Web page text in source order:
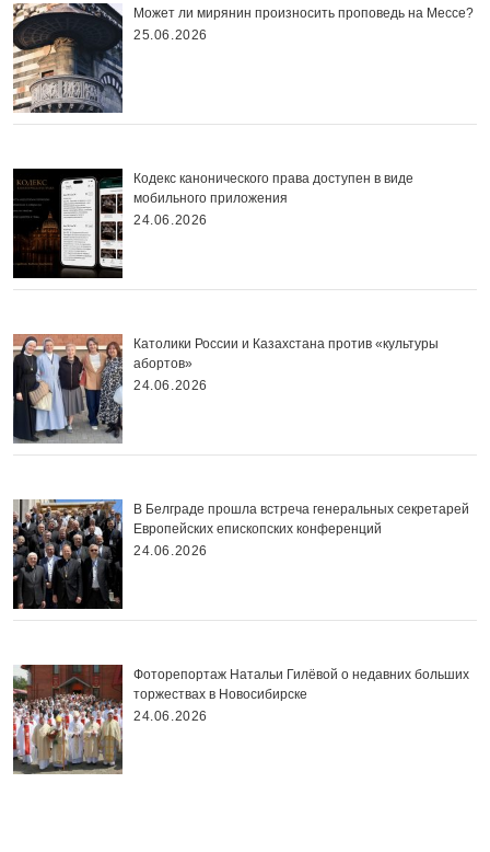
Может ли мирянин произносить проповедь на Мессе?
25.06.2026
Кодекс канонического права доступен в виде
мобильного приложения
24.06.2026
Католики России и Казахстана против «культуры
абортов»
24.06.2026
В Белграде прошла встреча генеральных секретарей
Европейских епископских конференций
24.06.2026
Фоторепортаж Натальи Гилёвой о недавних больших
торжествах в Новосибирске
24.06.2026